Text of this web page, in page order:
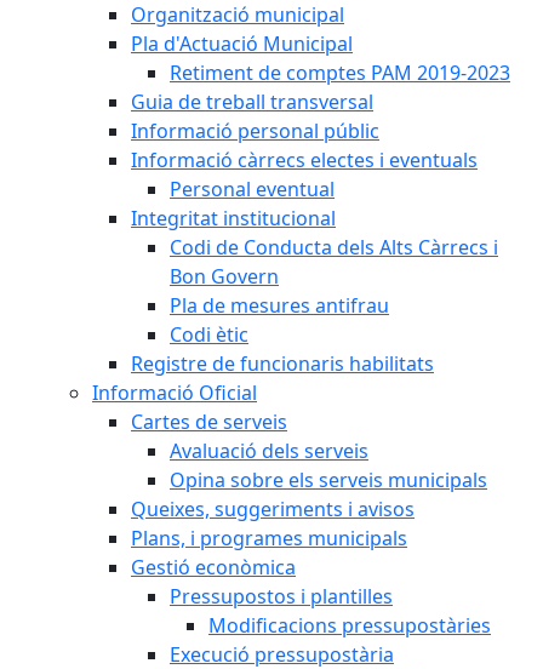
Organització municipal
Pla d'Actuació Municipal
Retiment de comptes PAM 2019-2023
Guia de treball transversal
Informació personal públic
Informació càrrecs electes i eventuals
Personal eventual
Integritat institucional
Codi de Conducta dels Alts Càrrecs i
Bon Govern
Pla de mesures antifrau
Codi ètic
Registre de funcionaris habilitats
Informació Oficial
Cartes de serveis
Avaluació dels serveis
Opina sobre els serveis municipals
Queixes, suggeriments i avisos
Plans, i programes municipals
Gestió econòmica
Pressupostos i plantilles
Modificacions pressupostàries
Execució pressupostària